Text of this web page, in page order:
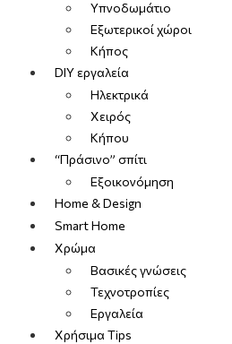
Υπνοδωμάτιο
Εξωτερικοί χώροι
Κήπος
DIY εργαλεία
Ηλεκτρικά
Χειρός
Κήπου
“Πράσινο” σπίτι
Εξοικονόμηση
Home & Design
Smart Home
Χρώμα
Βασικές γνώσεις
Τεχνοτροπίες
Εργαλεία
Χρήσιμα Tips